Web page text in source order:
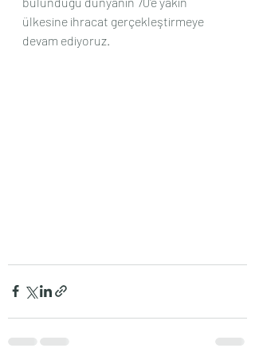
ülkesine ihracat gerçekleştirmeye
devam ediyoruz.